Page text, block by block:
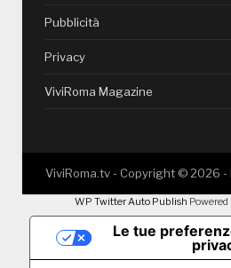
Pubblicità
Privacy
ViviRoma Magazine
ViviRoma.tv - Copyright © 2026 -
WP Twitter Auto Publish Powered
Le tue